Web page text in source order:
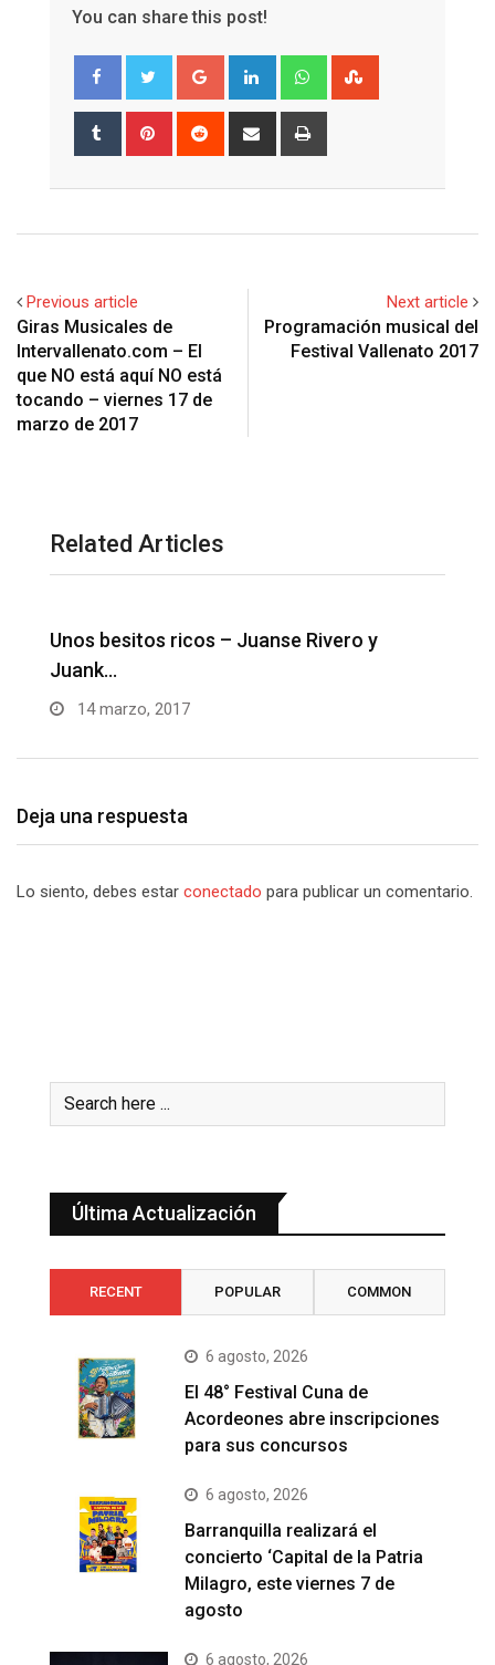
You can share this post!
Google+ LinkedIn Whatsapp
Tumblr Pinterest Reddit
Share
Previous article
Giras Musicales de
Intervallenato.com – El
que NO está aquí NO está
tocando – viernes 17 de
marzo de 2017
Next article
Programación musical del
Festival Vallenato 2017
Related Articles
Me quema la piel – Osman Perez y…
27 febrero, 2017
Deja una respuesta
Lo siento, debes estar conectado para publicar un comentario.
Última Actualización
RECENT POPULAR COMMON
6 agosto, 2026
El 48° Festival Cuna de
Acordeones abre inscripciones
para sus concursos
6 agosto, 2026
Barranquilla realizará el
concierto ‘Capital de la Patria
Milagro, este viernes 7 de
agosto
6 agosto, 2026